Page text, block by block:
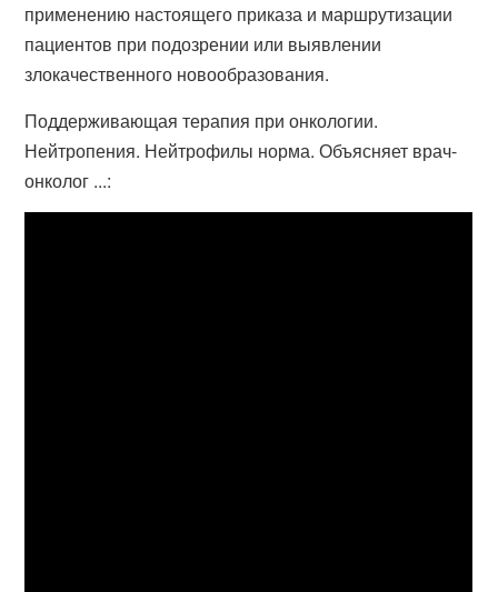
применению настоящего приказа и маршрутизации
пациентов при подозрении или выявлении
злокачественного новообразования.
Поддерживающая терапия при онкологии.
Нейтропения. Нейтрофилы норма. Объясняет врач-
онколог ...: